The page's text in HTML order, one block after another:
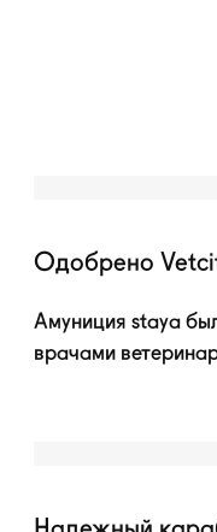
Одобрено
Амуниция staya
врачами